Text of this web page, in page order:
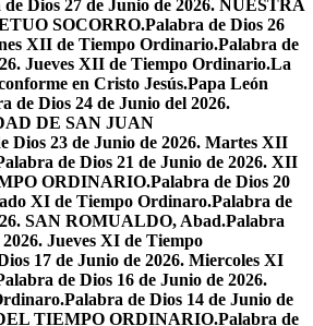
Dios 27 de Junio de 2026. NUESTRA
SOCORRO.Palabra de Dios 26
XII de Tiempo Ordinario.Palabra de
Jueves XII de Tiempo Ordinario.La
en Cristo Jesús.Papa León
de Dios 24 de Junio del 2026.
DE SAN JUAN
Dios 23 de Junio de 2026. Martes XII
de Dios 21 de Junio de 2026. XII
ORDINARIO.Palabra de Dios 20
XI de Tiempo Ordinaro.Palabra de
SAN ROMUALDO, Abad.Palabra
Jueves XI de Tiempo
17 de Junio de 2026. Miercoles XI
de Dios 16 de Junio de 2026.
Palabra de Dios 14 de Junio de
TIEMPO ORDINARIO.Palabra de